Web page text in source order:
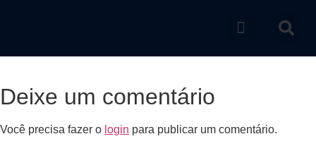
Deixe um comentário
Você precisa fazer o login para publicar um comentário.